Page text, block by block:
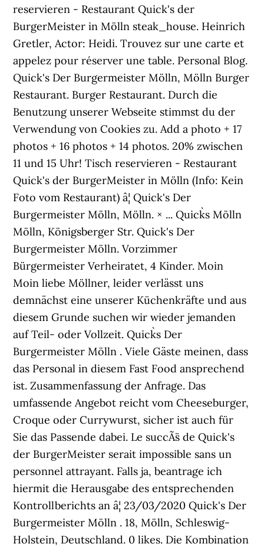
reservieren - Restaurant Quick's der
BurgerMeister in Mölln steak_house. Heinrich
Gretler, Actor: Heidi. Trouvez sur une carte et
appelez pour réserver une table. Personal Blog.
Quick's Der Burgermeister Mölln, Mölln Burger
Restaurant. Burger Restaurant. Durch die
Benutzung unserer Webseite stimmst du der
Verwendung von Cookies zu. Add a photo + 17
photos + 16 photos + 14 photos. 20% zwischen
11 und 15 Uhr! Tisch reservieren - Restaurant
Quick's der BurgerMeister in Mölln (Info: Kein
Foto vom Restaurant) â¦ Quick's Der
Burgermeister Mölln, Mölln. × ... Quick`s Mölln
Mölln, Königsberger Str. Quick's Der
Burgermeister Mölln. Vorzimmer
Bürgermeister Verheiratet, 4 Kinder. Moin
Moin liebe Möllner, leider verlässt uns
demnächst eine unserer Küchenkräfte und aus
diesem Grunde suchen wir wieder jemanden
auf Teil- oder Vollzeit. Quick`s Der
Burgermeister Mölln . Viele Gäste meinen, dass
das Personal in diesem Fast Food ansprechend
ist. Zusammenfassung der Anfrage. Das
umfassende Angebot reicht vom Cheeseburger,
Croque oder Currywurst, sicher ist auch für
Sie das Passende dabei. Le succÃ¨s de Quick's
der BurgerMeister serait impossible sans un
personnel attrayant. Falls ja, beantrage ich
hiermit die Herausgabe des entsprechenden
Kontrollberichts an â¦ 23/03/2020 Quick's Der
Burgermeister Mölln . 18, Mölln, Schleswig-
Holstein, Deutschland. 0 likes. Die Kombination